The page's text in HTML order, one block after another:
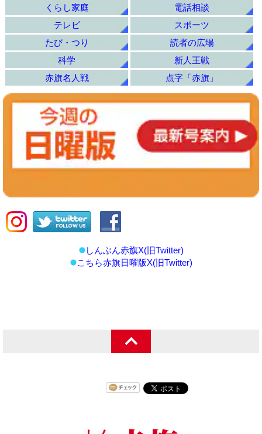
くらし家庭
電話相談
テレビ
スポーツ
たび・つり
読者の広場
科学
新人王戦
赤旗名人戦
点字「赤旗」
しんぶん赤旗X(旧Twitter)
こちら赤旗日曜版X(旧Twitter)